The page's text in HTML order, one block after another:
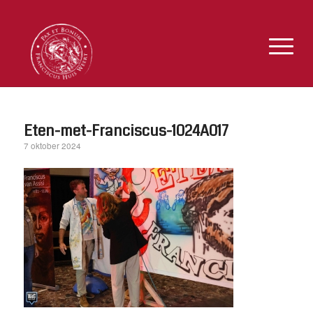
Eten-met-Franciscus-1024A017
7 oktober 2024